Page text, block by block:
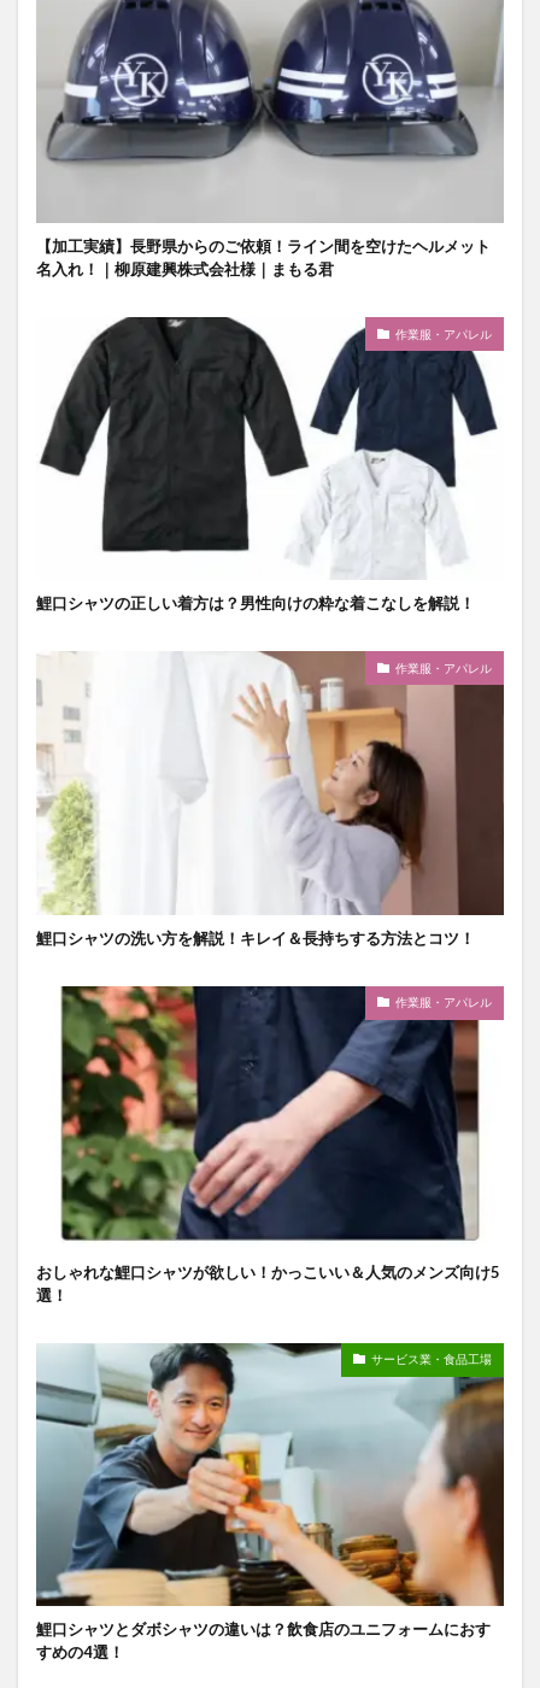
【加工実績】長野県からのご依頼！ライン間を空けたヘルメット
名入れ！｜柳原建興株式会社様｜まもる君
作業服・アパレル
鯉口シャツの正しい着方は？男性向けの粋な着こなしを解説！
作業服・アパレル
鯉口シャツの洗い方を解説！キレイ＆長持ちする方法とコツ！
作業服・アパレル
おしゃれな鯉口シャツが欲しい！かっこいい＆人気のメンズ向け5
選！
サービス業・食品工場
鯉口シャツとダボシャツの違いは？飲食店のユニフォームにおす
すめの4選！